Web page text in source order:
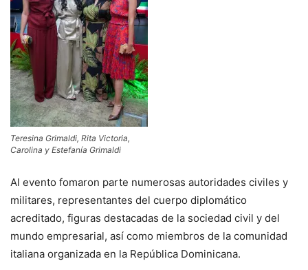
Teresina Grimaldi, Rita Victoria,
Carolina y Estefanía Grimaldi
Al evento fomaron parte numerosas autoridades civiles y
militares, representantes del cuerpo diplomático
acreditado, figuras destacadas de la sociedad civil y del
mundo empresarial, así como miembros de la comunidad
italiana organizada en la República Dominicana.